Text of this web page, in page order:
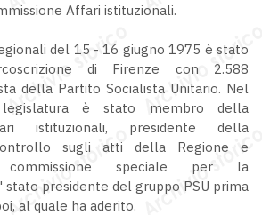
Affari istituzionali.
del 15 - 16 giugno 1975 è stato
di Firenze con 2.588
della Partito Socialista Unitario. Nel
è stato membro della
istituzionali, presidente della
sugli atti della Regione e
speciale per la
stato presidente del gruppo PSU prima
al quale ha aderito.